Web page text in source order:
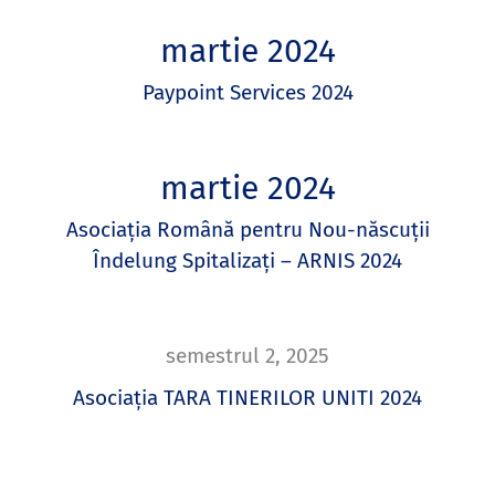
martie 2024
Paypoint Services 2024
martie 2024
Asociația Română pentru Nou-născuții
Îndelung Spitalizați – ARNIS 2024
semestrul 2, 2025
Asociația TARA TINERILOR UNITI 2024